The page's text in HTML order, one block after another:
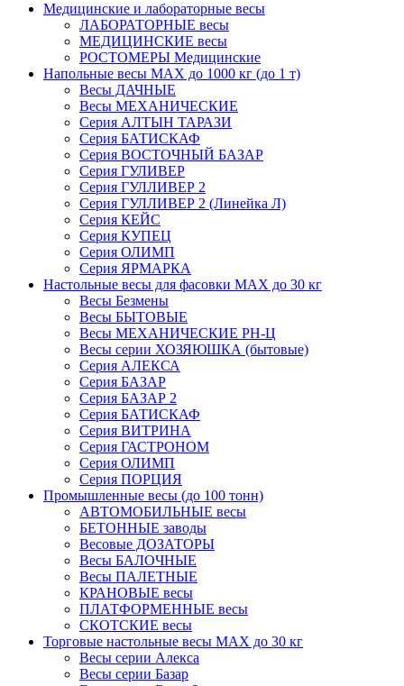
Медицинские и лабораторные весы
ЛАБОРАТОРНЫЕ весы
МЕДИЦИНСКИЕ весы
РОСТОМЕРЫ Медицинские
Напольные весы MAX до 1000 кг (до 1 т)
Весы ДАЧНЫЕ
Весы МЕХАНИЧЕСКИЕ
Серия АЛТЫН ТАРАЗИ
Серия БАТИСКАФ
Серия ВОСТОЧНЫЙ БАЗАР
Серия ГУЛИВЕР
Серия ГУЛЛИВЕР 2
Серия ГУЛЛИВЕР 2 (Линейка Л)
Серия КЕЙС
Серия КУПЕЦ
Серия ОЛИМП
Серия ЯРМАРКА
Настольные весы для фасовки MAX до 30 кг
Весы Безмены
Весы БЫТОВЫЕ
Весы МЕХАНИЧЕСКИЕ РН-Ц
Весы серии ХОЗЯЮШКА (бытовые)
Серия АЛЕКСА
Серия БАЗАР
Серия БАЗАР 2
Серия БАТИСКАФ
Серия ВИТРИНА
Серия ГАСТРОНОМ
Серия ОЛИМП
Серия ПОРЦИЯ
Промышленные весы (до 100 тонн)
АВТОМОБИЛЬНЫЕ весы
БЕТОННЫЕ заводы
Весовые ДОЗАТОРЫ
Весы БАЛОЧНЫЕ
Весы ПАЛЕТНЫЕ
КРАНОВЫЕ весы
ПЛАТФОРМЕННЫЕ весы
СКОТСКИЕ весы
Торговые настольные весы MAX до 30 кг
Весы серии Алекса
Весы серии Базар